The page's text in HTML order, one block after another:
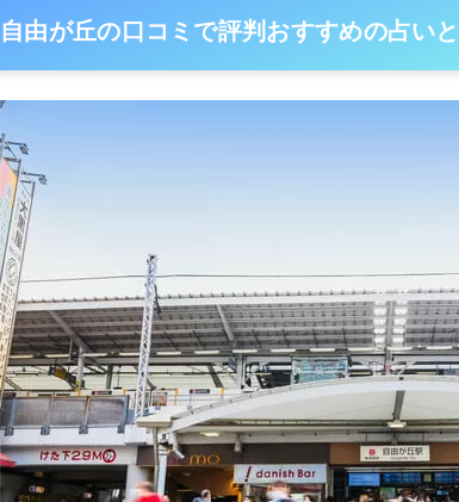
自由が丘の口コミで評判おすすめの占い